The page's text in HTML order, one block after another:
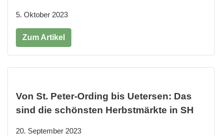
5. Oktober 2023
Zum Artikel
Von St. Peter-Ording bis Uetersen: Das
sind die schönsten Herbstmärkte in SH
20. September 2023